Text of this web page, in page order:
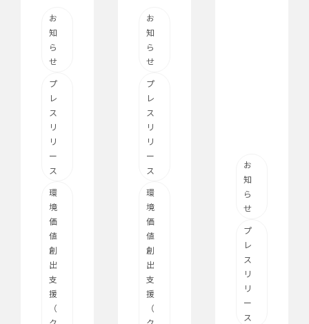
お
知
ら
せ
プ
レ
ス
リ
リ
ー
ス
環
境
価
値
創
出
支
援
（
お
知
ら
せ
プ
レ
ス
リ
リ
ー
ス
環
境
価
値
創
出
支
援
（
お
知
ら
せ
プ
レ
ス
リ
リ
ー
ス